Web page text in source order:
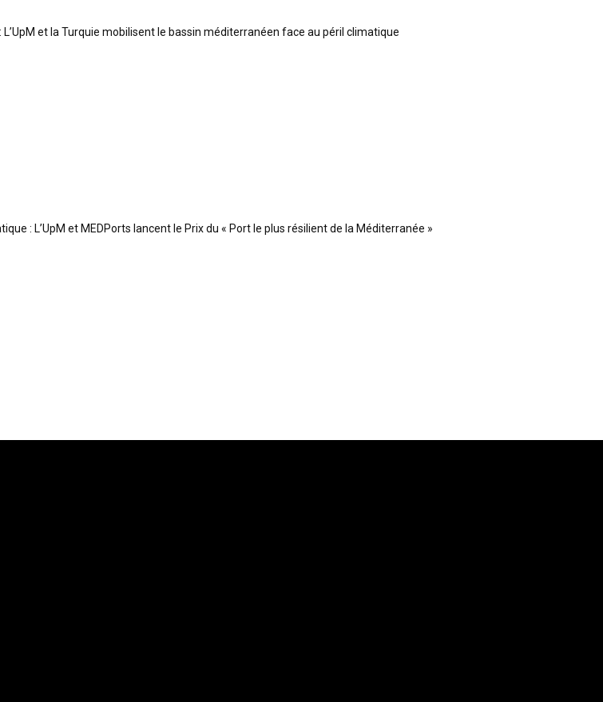
L’UpM et la Turquie mobilisent le bassin méditerranéen face au péril climatique
: L’UpM et MEDPorts lancent le Prix du « Port le plus résilient de la Méditerranée »